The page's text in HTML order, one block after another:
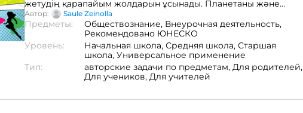
жетудің қарапайым жолдарын ұсынады. Планетаны және
қоршаған ортаны сақтауға ықпал ететін күнделікті қол жетімді
әрекеттер туралы оңай айтылған. Барлық жастағы
оқырмандарға ұсынылады.
Автор: Saule Zeinolla
Предметы: Обществознание, Внеурочная деятельность,
Рекомендовано ЮНЕСКО
Уровень:
Начальная школа, Средняя школа, Старшая
школа, Универсальное применение
Тип:
авторские задачи по предметам, Для родителей,
Для учеников, Для учителей